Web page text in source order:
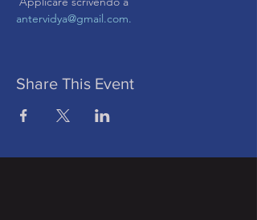
antervidya@gmail.com.
Share This Event